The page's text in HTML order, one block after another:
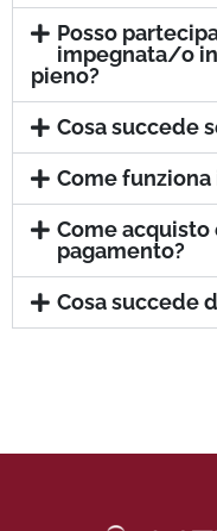
Posso
impegnata/o
pieno?
Cosa succede
Come
Come
pagamento?
Cosa succede